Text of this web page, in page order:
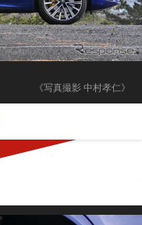
《写真撮影 中村孝仁》